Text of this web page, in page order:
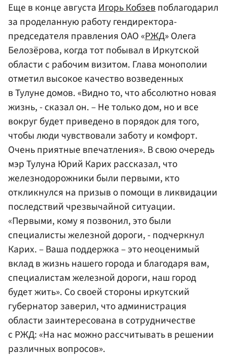
Еще в конце августаИгорь Кобзевпоблагодарил
за проделанную работу гендиректора-
председателя правления ОАО «РЖД» Олега
Белозёрова, когда тот побывал в Иркутской
области с рабочим визитом. Глава монополии
отметил высокое качество возведенных
в Тулуне домов. «Видно то, что абсолютно новая
жизнь, - сказал он. – Не только дом, но и все
вокруг будет приведено в порядок для того,
чтобы люди чувствовали заботу и комфорт.
Очень приятные впечатления». В свою очередь
мэр Тулуна Юрий Карих рассказал, что
железнодорожники были первыми, кто
откликнулся на призыв о помощи в ликвидации
последствий чрезвычайной ситуации.
«Первыми, кому я позвонил, это были
специалисты железной дороги, - подчеркнул
Карих. – Ваша поддержка – это неоценимый
вклад в жизнь нашего города и благодаря вам,
специалистам железной дороги, наш город
будет жить». Со своей стороны иркутский
губернатор заверил, что администрация
области заинтересована в сотрудничестве
с РЖД: «На нас можно рассчитывать в решении
различных вопросов».